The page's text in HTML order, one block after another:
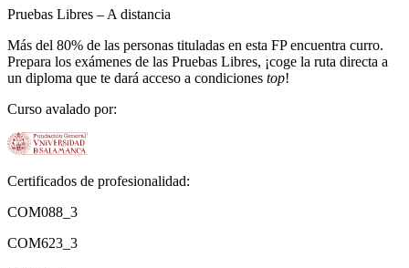
Pruebas Libres – A distancia
Más del 80% de las personas tituladas en esta FP encuentra curro.
Prepara los exámenes de las Pruebas Libres, ¡coge la ruta directa a
un diploma que te dará acceso a condiciones top!
Curso avalado por:
Certificados de profesionalidad:
COM088_3
COM623_3